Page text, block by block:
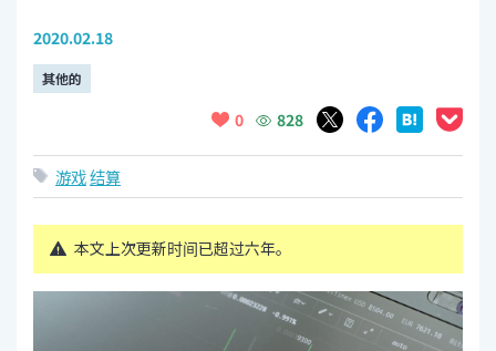
2020.02.18
其他的
0 828
游戏结算
本文上次更新时间已超过六年。